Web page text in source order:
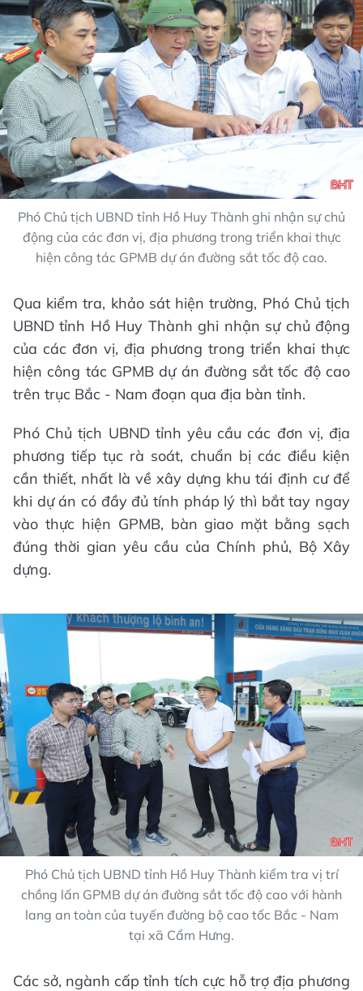
Phó Chủ tịch UBND tỉnh Hồ Huy Thành ghi nhận sự chủ
động của các đơn vị, địa phương trong triển khai thực
hiện công tác GPMB dự án đường sắt tốc độ cao.
Qua kiểm tra, khảo sát hiện trường, Phó Chủ tịch
UBND tỉnh Hồ Huy Thành ghi nhận sự chủ động
của các đơn vị, địa phương trong triển khai thực
hiện công tác GPMB dự án đường sắt tốc độ cao
trên trục Bắc - Nam đoạn qua địa bàn tỉnh.
Phó Chủ tịch UBND tỉnh yêu cầu các đơn vị, địa
phương tiếp tục rà soát, chuẩn bị các điều kiện
cần thiết, nhất là về xây dựng khu tái định cư để
khi dự án có đầy đủ tính pháp lý thì bắt tay ngay
vào thực hiện GPMB, bàn giao mặt bằng sạch
đúng thời gian yêu cầu của Chính phủ, Bộ Xây
dựng.
Phó Chủ tịch UBND tỉnh Hồ Huy Thành kiểm tra vị trí
chồng lấn GPMB dự án đường sắt tốc độ cao với hành
lang an toàn của tuyến đường bộ cao tốc Bắc - Nam
tại xã Cẩm Hưng.
Các sở, ngành cấp tỉnh tích cực hỗ trợ địa phương